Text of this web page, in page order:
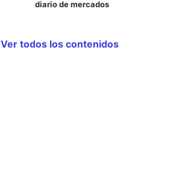
diario de mercados
Ver todos los contenidos